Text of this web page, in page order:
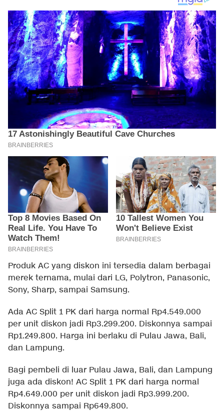
Produk AC yang diskon ini tersedia dalam berbagai
merek ternama, mulai dari LG, Polytron, Panasonic,
Sony, Sharp, sampai Samsung.
Ada AC Split 1 PK dari harga normal Rp4.549.000
per unit diskon jadi Rp3.299.200. Diskonnya sampai
Rp1.249.800. Harga ini berlaku di Pulau Jawa, Bali,
dan Lampung.
Bagi pembeli di luar Pulau Jawa, Bali, dan Lampung
juga ada diskon! AC Split 1 PK dari harga normal
Rp4.649.000 per unit diskon jadi Rp3.999.200.
Diskonnya sampai Rp649.800.